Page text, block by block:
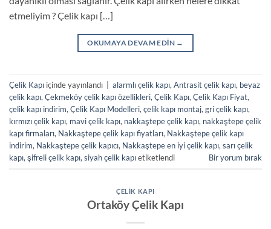
etmeliyim ? Çelik kapı […]
OKUMAYA DEVAM EDIN →
Çelik Kapı içinde yayınlandı alarmlı çelik kapı, Antrasit çelik kapı, beyaz
çelik kapı, Çekmeköy çelik kapı özellikleri, Çelik Kapı, Çelik Kapı Fiyat,
çelik kapı indirim, Çelik Kapı Modelleri, çelik kapı montaj, gri çelik kapı,
kırmızı çelik kapı, mavi çelik kapı, nakkaştepe çelik kapı, nakkaştepe çelik
kapı firmaları, Nakkaştepe çelik kapı fiyatları, Nakkaştepe çelik kapı
indirim, Nakkaştepe çelik kapıcı, Nakkaştepe en iyi çelik kapı, sarı çelik
kapı, şifreli çelik kapı, siyah çelik kapıetiketlendi Bir yorum bırak
ÇELIK KAPI
Ortaköy Çelik Kapı